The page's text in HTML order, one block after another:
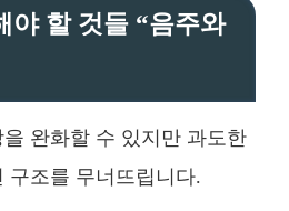
야 할 것들 “음주와
완화할 수 있지만 과도한
구조를 무너뜨립니다.